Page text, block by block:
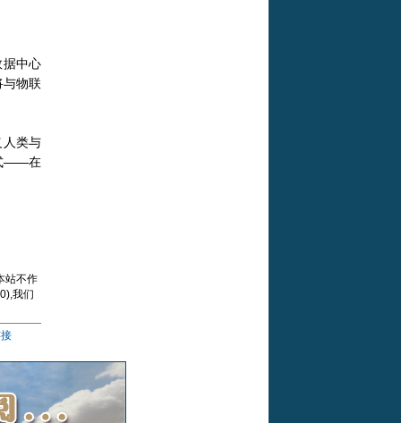
据中心
物联
人类与
——在
站不作
我们